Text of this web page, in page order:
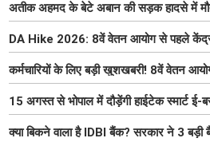
अतीक अहमद के बेटे अबान की सड़क हादसे में
क्या कहा? जानिए पूरा मामला
DA Hike 2026: 8वें वेतन आयोग से पहले केंद्रीय
महंगाई भत्ता 63% होने की संभावना
कर्मचारियों के लिए बड़ी खुशखबरी! 8वें वेतन
15 अगस्त से भोपाल में दौड़ेंगी हाईटेक स्मार्ट ई-
Fi समेत आधुनिक सुविधा
क्या बिकने वाला है IDBI बैंक? सरकार ने 3